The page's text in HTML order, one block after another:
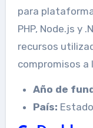
para
PHP, Node.js y
recursos
compromisos a
Año de
País: